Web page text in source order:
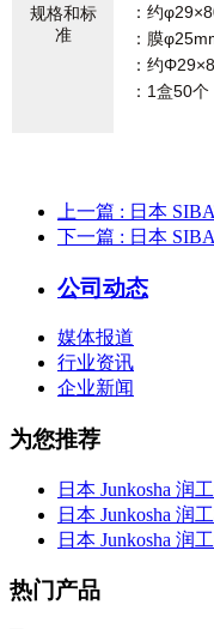
规格和标
准
：约
：膜
：约
：1盒50个
上一篇 : 日本
下一篇 : 日本
公司动态
媒体报道
行业资讯
企业新闻
为您推荐
日本 Junkosha 润
日本 Junkosha 润
日本 Junkosha 润
热门产品